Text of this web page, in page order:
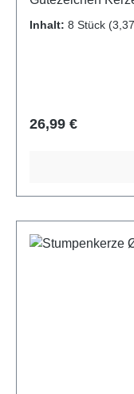
Inhalt: 8 Stück
Regulärer Preis:
26,99 €